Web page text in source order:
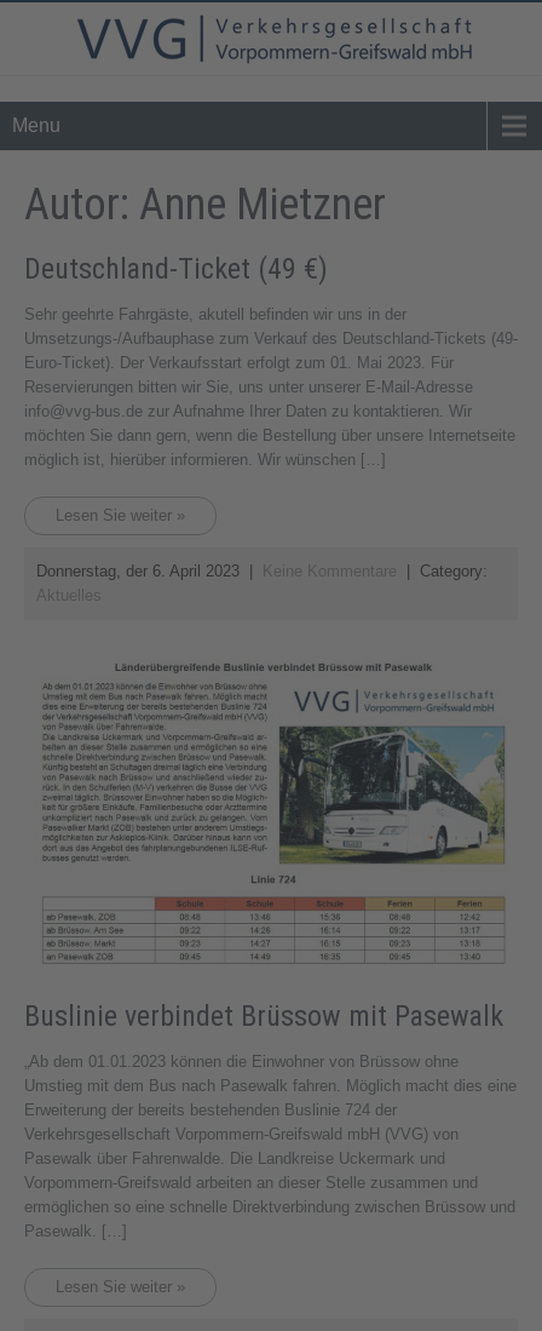
Tel. 0 39 76 - 24 02 - 0info@vvg-bus.de
Menu
Autor: Anne Mietzner
Deutschland-Ticket (49 €)
Sehr geehrte Fahrgäste, akutell befinden wir uns in der
Umsetzungs-/Aufbauphase zum Verkauf des Deutschland-Tickets (49-
Euro-Ticket). Der Verkaufsstart erfolgt zum 01. Mai 2023. Für
Reservierungen bitten wir Sie, uns unter unserer E-Mail-Adresse
info@vvg-bus.de zur Aufnahme Ihrer Daten zu kontaktieren. Wir
möchten Sie dann gern, wenn die Bestellung über unsere Internetseite
möglich ist, hierüber informieren. Wir wünschen […]
Lesen Sie weiter »
Donnerstag, der 6. April 2023 Keine Kommentare
| Category:
Aktuelles
Buslinie verbindet Brüssow mit Pasewalk
„Ab dem 01.01.2023 können die Einwohner von Brüssow ohne
Umstieg mit dem Bus nach Pasewalk fahren. Möglich macht dies eine
Erweiterung der bereits bestehenden Buslinie 724 der
Verkehrsgesellschaft Vorpommern-Greifswald mbH (VVG) von
Pasewalk über Fahrenwalde. Die Landkreise Uckermark und
Vorpommern-Greifswald arbeiten an dieser Stelle zusammen und
ermöglichen so eine schnelle Direktverbindung zwischen Brüssow und
Pasewalk. […]
Lesen Sie weiter »